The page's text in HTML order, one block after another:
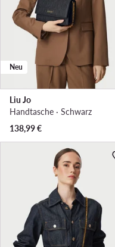
Neu
Liu Jo
Handtasche · Schwarz
138,99€